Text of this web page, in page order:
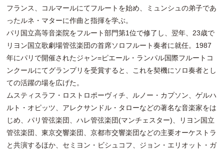
フランス、コルマールにてフルートを始め、ミュンシュの弟子であ
ったルネ・マターに作曲と指揮を学ぶ。
パリ国立高等音楽院をフルート部門第1位で修了し、翌年、23歳で
リヨン国立歌劇場管弦楽団の首席ソロフルート奏者に就任。1987
年にパリで開催されたジャン=ピエール・ランパル国際フルートコ
ンクールにてグランプリを受賞すると、これを契機にソロ奏者とし
ての活躍の場を広げた。
ムスティスラフ・ロストロポーヴィチ、ルノー・カプソン、ゲルハ
ルト・オピッツ、アレクサンドル・タローなどの著名な音楽家をは
じめ、パリ管弦楽団、ハレ管弦楽団(マンチェスター)、リヨン国立
管弦楽団、東京交響楽団、京都市交響楽団などの主要オーケストラ
と共演するほか、セミヨン・ビシュコフ、ジョン・エリオット・ガ